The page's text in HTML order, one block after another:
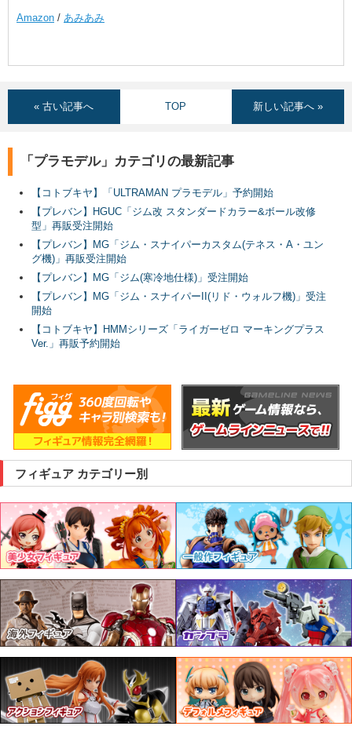
Amazon / あみあみ
« 古い記事へ TOP 新しい記事へ »
「プラモデル」カテゴリの最新記事
【コトブキヤ】「ULTRAMAN プラモデル」予約開始
【プレバン】HGUC「ジム改 スタンダードカラー&ボール改修
型」再販受注開始
【プレバン】MG「ジム・スナイパーカスタム(テネス・A・ユン
グ機)」再販受注開始
【プレバン】MG「ジム(寒冷地仕様)」受注開始
【プレバン】MG「ジム・スナイパーII(リド・ウォルフ機)」受注
開始
【コトブキヤ】HMMシリーズ「ライガーゼロ マーキングプラス
Ver.」再販予約開始
フィギュア カテゴリー別